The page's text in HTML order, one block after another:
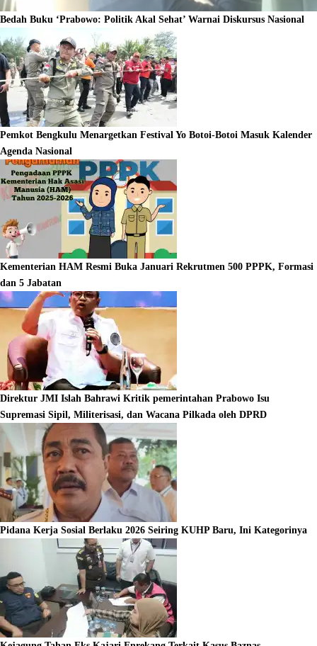
Bedah Buku ‘Prabowo: Politik Akal Sehat’ Warnai Diskursus Nasional
Pemkot Bengkulu Menargetkan Festival Yo Botoi-Botoi Masuk Kalender
Agenda Nasional
Kementerian HAM Resmi Buka Januari Rekrutmen 500 PPPK, Formasi
dan 5 Jabatan
Direktur JMI Islah Bahrawi Kritik pemerintahan Prabowo Isu
Supremasi Sipil, Militerisasi, dan Wacana Pilkada oleh DPRD
Pidana Kerja Sosial Berlaku 2026 Seiring KUHP Baru, Ini Kategorinya